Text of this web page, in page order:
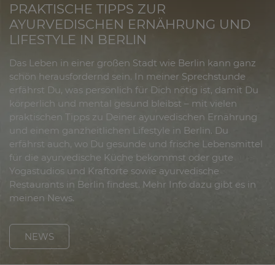
PRAKTISCHE TIPPS ZUR
AYURVEDISCHEN ERNÄHRUNG UND
LIFESTYLE IN BERLIN
Das Leben in einer großen Stadt wie Berlin kann ganz
schön herausfordernd sein. In meiner Sprechstunde
erfährst Du, was persönlich für Dich nötig ist, damit Du
körperlich und mental gesund bleibst – mit vielen
praktischen Tipps zu Deiner ayurvedischen Ernährung
und einem ganzheitlichen Lifestyle in Berlin. Du
erfährst auch, wo Du gesunde und frische Lebensmittel
für die ayurvedische Küche bekommst oder gute
Yogastudios und Kraftorte sowie ayurvedische
Restaurants in Berlin findest. Mehr Info dazu gibt es in
meinen News.
NEWS